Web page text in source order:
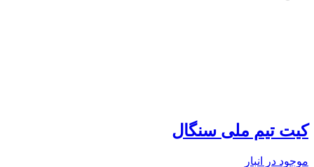
کیت تیم ملی سنگال
موجود در انبار